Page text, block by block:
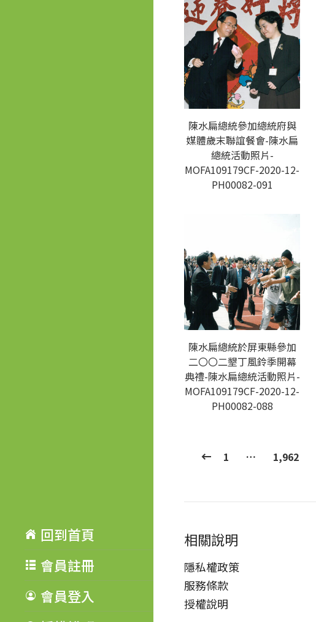
回到首頁
會員註冊
會員登入
陳水扁總統參加總統府與
媒體歲末聯誼餐會-陳水扁
總統活動照片-
MOFA109179CF-2020-12-
PH00082-091
陳水扁總統於屏東縣參加
二〇〇二墾丁風鈴季開幕
典禮-陳水扁總統活動照片-
MOFA109179CF-2020-12-
PH00082-088
1 … 1,962
相關說明
隱私權政策
服務條款
授權說明